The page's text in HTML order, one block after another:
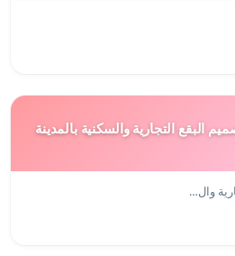
البقع التجارية والسكنية بالمدينة
وال…